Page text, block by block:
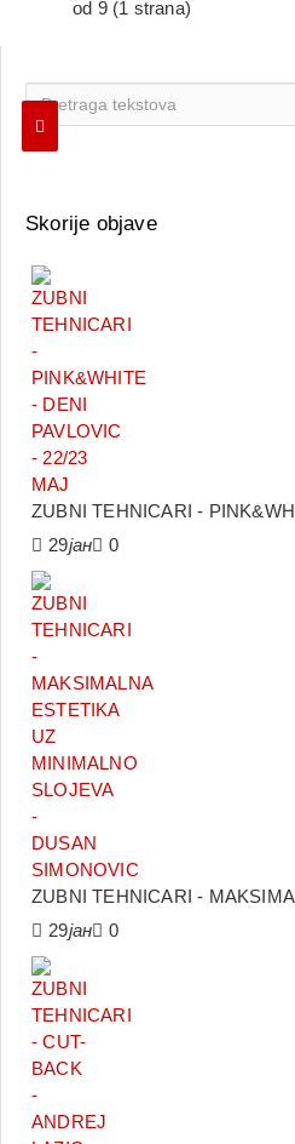
od 9 (1 strana)
Skorije objave
ZUBNI TEHNICARI -
29јан 0
ZUBNI TEHNICARI -
29јан 0